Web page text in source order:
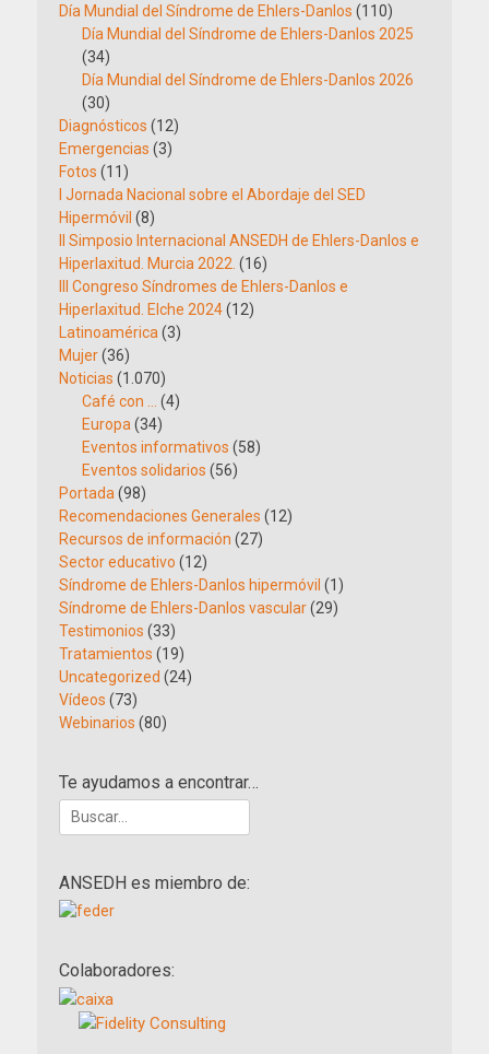
Día Mundial del Síndrome de Ehlers-Danlos (110)
Día Mundial del Síndrome de Ehlers-Danlos 2025
(34)
Día Mundial del Síndrome de Ehlers-Danlos 2026
(30)
Diagnósticos (12)
Emergencias (3)
Fotos (11)
I Jornada Nacional sobre el Abordaje del SED
Hipermóvil (8)
II Simposio Internacional ANSEDH de Ehlers-Danlos e
Hiperlaxitud. Murcia 2022. (16)
III Congreso Síndromes de Ehlers-Danlos e
Hiperlaxitud. Elche 2024(12)
Latinoamérica (3)
Mujer(36)
Noticias (1.070)
Café con …
(4)
Europa (34)
Eventos informativos (58)
Eventos solidarios (56)
Portada (98)
Recomendaciones Generales (12)
Recursos de información (27)
Sector educativo (12)
Síndrome de Ehlers-Danlos hipermóvil (1)
Síndrome de Ehlers-Danlos vascular(29)
Testimonios (33)
Tratamientos (19)
Uncategorized (24)
Vídeos (73)
Webinarios (80)
Te ayudamos a encontrar…
Buscar:
ANSEDH es miembro de:
Colaboradores: